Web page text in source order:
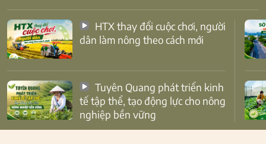
dân làm nông theo cách mới
tế tập thể, tạo động lực cho nông
nghiệp bền vững